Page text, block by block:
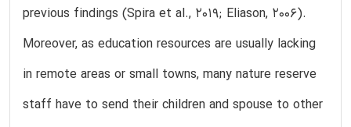
previous findings (Spira et al., 2019; Eliason, 2006).
Moreover, as education resources are usually lacking
in remote areas or small towns, many nature reserve
staff have to send their children and spouse to other